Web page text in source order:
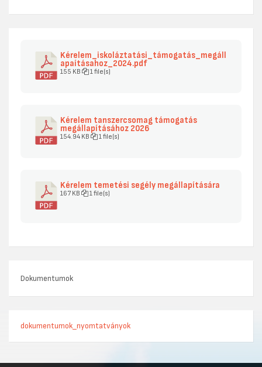
Kérelem_iskoláztatási_támogatás_megáll
apaításahoz_2024.pdf
155 KB 1 file(s)
Kérelem tanszercsomag támogatás
megállapításához 2026
154.94 KB 1 file(s)
Kérelem temetési segély megállapítására
167 KB 1 file(s)
Dokumentumok
dokumentumok_nyomtatványok